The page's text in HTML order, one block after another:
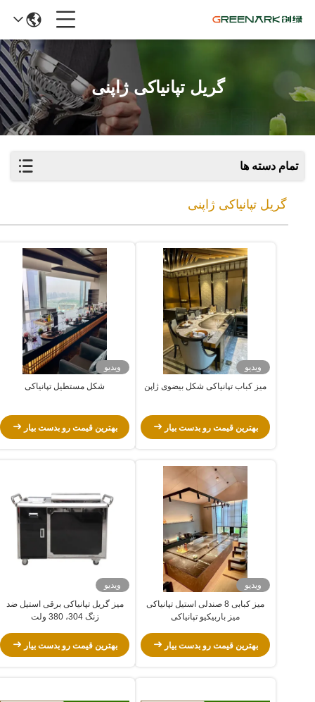
گریل تپانیاکی ژاپنی
تمام دسته ها
گریل تپانیاکی ژاپنی
ویدیو
میز کباب تپانیاکی شکل بیضوی ژاپن
بهترین قیمت رو بدست بیار
ویدیو
شکل مستطیل تپانیاکی
بهترین قیمت رو بدست بیار
ویدیو
میز کبابی 8 صندلی استیل تپانیاکی
میز باربیکیو تپانیاکی
بهترین قیمت رو بدست بیار
ویدیو
میز گریل تپانیاکی برقی استیل ضد
زنگ 304، 380 ولت
بهترین قیمت رو بدست بیار